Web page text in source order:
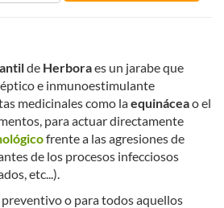
de Herboraes un jarabe que
e inmunoestimulante
medicinales como laequináceao el
para actuar directamente
frente a las agresiones de
de los procesos infecciosos
etc...).
o para todos aquellos